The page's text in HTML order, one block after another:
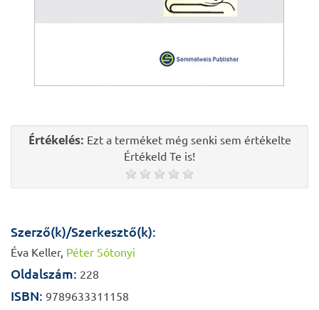
Értékelés: Ezt a terméket még senki sem értékelte
Értékeld Te is!
Szerző(k)/Szerkesztő(k):
Éva Keller, Péter Sótonyi
Oldalszám: 228
ISBN: 9789633311158